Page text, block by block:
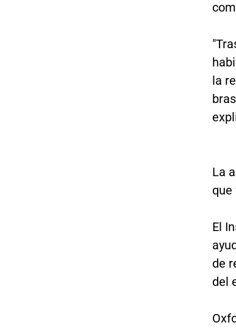
la
La
El
de
del